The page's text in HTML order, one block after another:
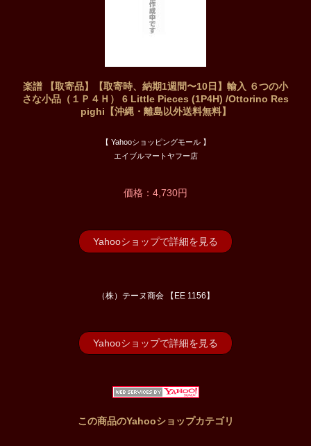
楽譜 【取寄品】【取寄時、納期1週間〜10日】輸入 ６つの小
さな小品（１Ｐ４Ｈ） 6 Little Pieces (1P4H) /Ottorino Res
pighi【沖縄・離島以外送料無料】
【 Yahooショッピングモール 】
エイブルマートヤフー店
価格：4,730円
Yahooショップで詳細を見る
（株）テーヌ商会 【EE 1156】
Yahooショップで詳細を見る
この商品のYahooショップカテゴリ